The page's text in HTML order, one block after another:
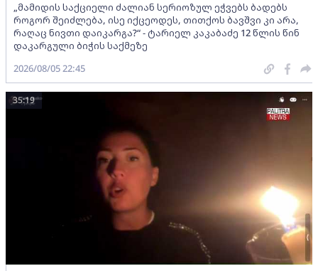
„მამიდის საქციელი ძალიან სერიოზულ ეჭვებს ბადებს
როგორ შეიძლება, ისე იქცეოდეს, თითქოს ბავშვი კი არა,
რაღაც ნივთი დაიკარგა?“ - ტარიელ კაკაბაძე 12 წლის წინ
დაკარგული ბიჭის საქმეზე
2026/08/05 22:45
35:19